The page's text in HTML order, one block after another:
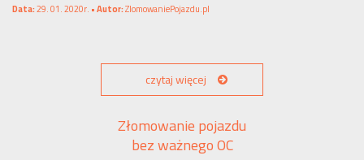
Data:29. 01. 2020r. •Autor:ZlomowaniePojazdu.pl
czytaj więcej
Złomowanie pojazdu
bez ważnego OC